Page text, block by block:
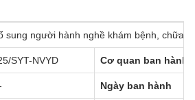
sung người hành nghề khám bệnh, chữa
SYT-NVYD Cơ quan ban hành
Ngày ban hành